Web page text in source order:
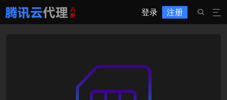
登录 注册 
